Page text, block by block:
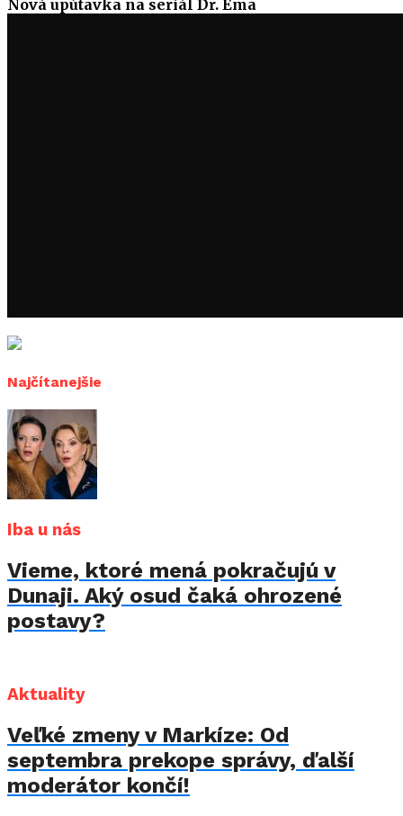
Nová upútavka na seriál Dr. Ema
Najčítanejšie
Iba u nás
Vieme, ktoré mená pokračujú v
Dunaji. Aký osud čaká ohrozené
postavy?
Aktuality
Veľké zmeny v Markíze: Od
septembra prekope správy, ďalší
moderátor končí!